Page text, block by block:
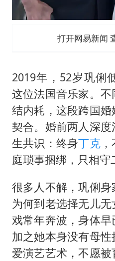
打开网易新闻
2019年，52岁巩俐
这位法国音乐家。
结内耗，这段跨国
契合。婚前两人深
生共识：终身丁克，
庭琐事捆绑，只相守
很多人不解，巩俐身
为何到老选择无儿
戏常年奔波，身体早
加之她本身没有母
爱演艺艺术，不愿